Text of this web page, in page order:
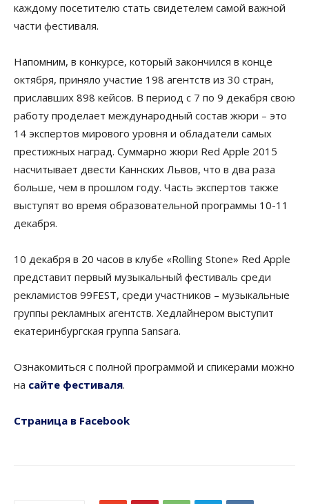
каждому посетителю стать свидетелем самой важной
части фестиваля.
Напомним, в конкурсе, который закончился в конце
октября, приняло участие 198 агентств из 30 стран,
приславших 898 кейсов. В период с 7 по 9 декабря свою
работу проделает международный состав жюри – это
14 экспертов мирового уровня и обладатели самых
престижных наград. Суммарно жюри Red Apple 2015
насчитывает двести Каннских Львов, что в два раза
больше, чем в прошлом году. Часть экспертов также
выступят во время образовательной программы 10-11
декабря.
10 декабря в 20 часов в клубе «Rolling Stone» Red Apple
представит первый музыкальный фестиваль среди
рекламистов 99FEST, среди участников – музыкальные
группы рекламных агентств. Хедлайнером выступит
екатеринбургская группа Sansara.
Ознакомиться с полной программой и спикерами можно
на сайте фестиваля.
Страница в Facebook